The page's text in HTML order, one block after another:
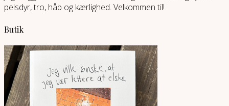
pelsdyr, tro, håb og kærlighed. Velkommen til!
Butik